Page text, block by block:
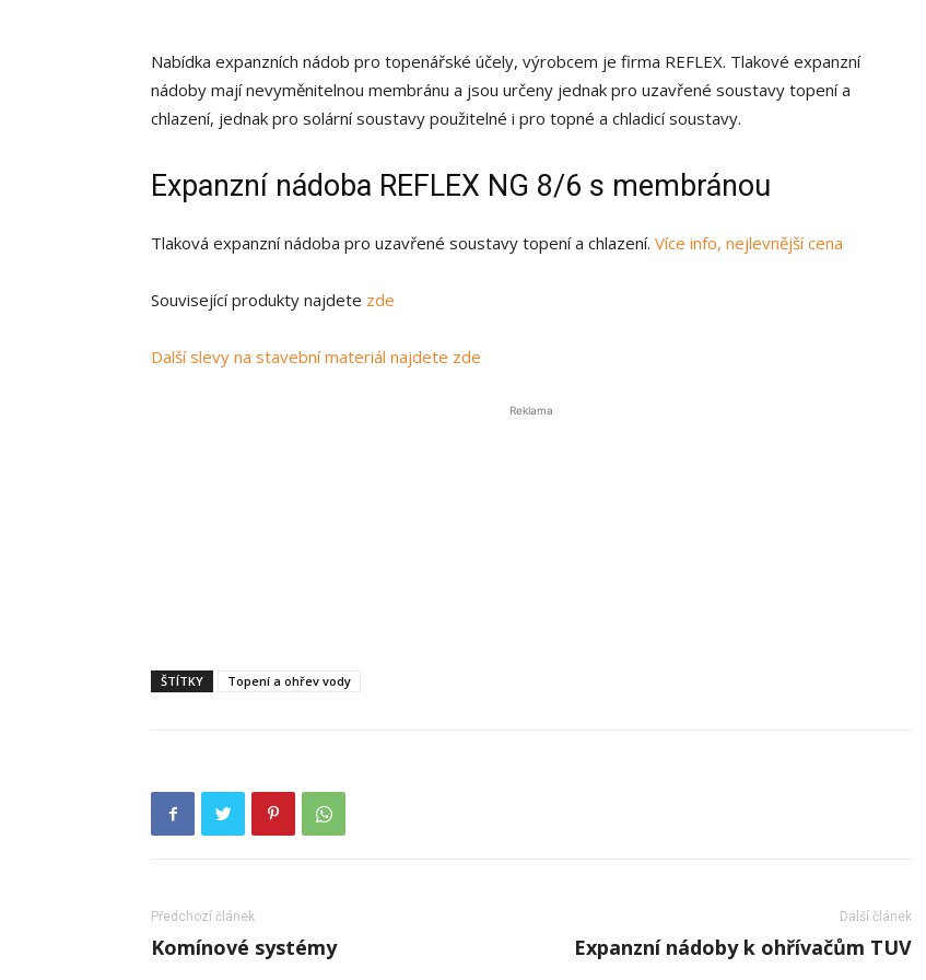
Nabídka expanzních nádob pro topenářské účely, výrobcem je firma REFLEX. Tlakové expanzní
nádoby mají nevyměnitelnou membránu a jsou určeny jednak pro uzavřené soustavy topení a
chlazení, jednak pro solární soustavy použitelné i pro topné a chladicí soustavy.
Expanzní nádoba REFLEX NG 8/6 s membránou
Tlaková expanzní nádoba pro uzavřené soustavy topení a chlazení. Více info, nejlevnější cena
Související produkty najdete zde
Další slevy na stavební materiál najdete zde
Reklama
ŠTÍTKY Topení a ohřev vody
Předchozí článek
Komínové systémy
Další článek
Expanzní nádoby k ohřívačům TUV